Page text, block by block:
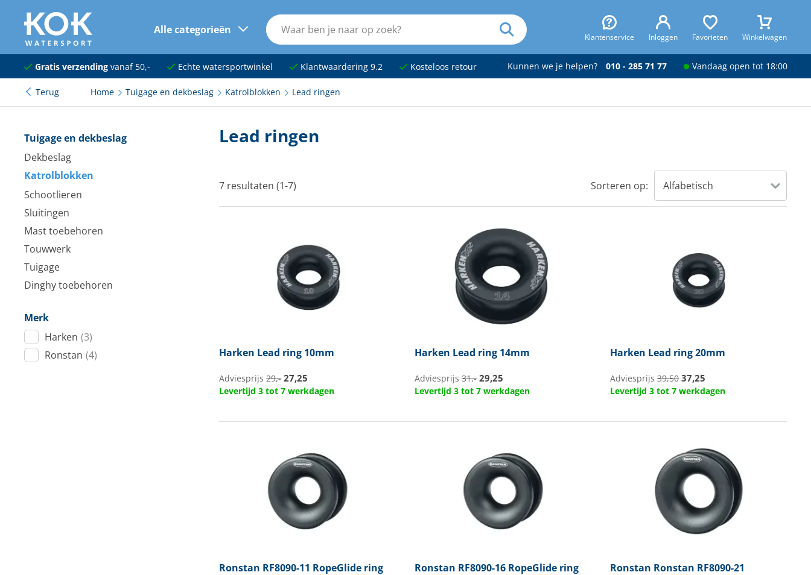
naar hoofdinhoud
Alle categorieën
Klantenservice Inloggen Favorieten Winkelwagen
Navigatie
Dekuitrusting
Onderhoud en verf
Elektra
Kleding en schoenen
Sanitair
Kajuit en kombuis
Techniek en motor
Tuigage en dekbeslag
Veiligheid
Gratis verzendingvanaf 50,- Echte watersportwinkel Klantwaardering 9.2 Kosteloos retour Kunnen we je helpen? 010 - 285 71 77 Vandaag open tot 18:00
Terug Home Tuigage en dekbeslag Katrolblokken Lead ringen
Lead ringen
7 resultaten (1-7) Sorteren op:
Harken Lead ring 10mm
Adviesprijs29,- 27,25
Levertijd 3 tot 7 werkdagen
Harken Lead ring 14mm
Adviesprijs 31,- 29,25
Levertijd 3 tot 7 werkdagen
Harken Lead ring 20mm
Adviesprijs39,50 37,25
Levertijd 3 tot 7 werkdagen
Ronstan RF8090-11 RopeGlide ring
Ronstan RF8090-16 RopeGlide ring
Ronstan Ronstan RF8090-21
Tuigage en dekbeslag
Dekbeslag
Katrolblokken
Schootlieren
Sluitingen
Mast toebehoren
Touwwerk
Tuigage
Dinghy toebehoren
Merk
Harken (3)
Ronstan (4)